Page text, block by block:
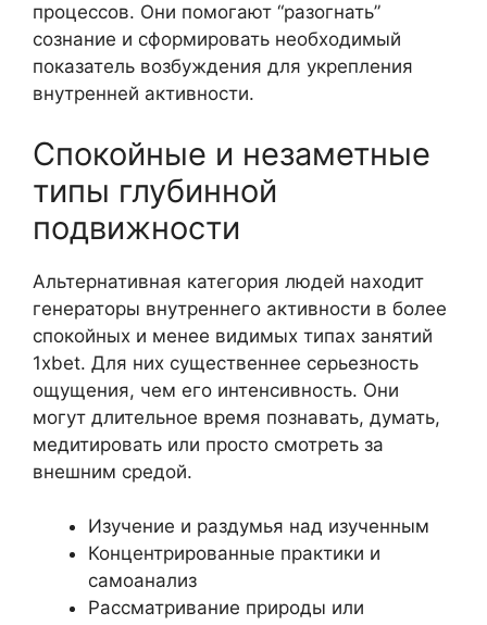
процессов. Они помогают “разогнать”
сознание и сформировать необходимый
показатель возбуждения для укрепления
внутренней активности.
Спокойные и незаметные
типы глубинной
подвижности
Альтернативная категория людей находит
генераторы внутреннего активности в более
спокойных и менее видимых типах занятий
1xbet. Для них существеннее серьезность
ощущения, чем его интенсивность. Они
могут длительное время познавать, думать,
медитировать или просто смотреть за
внешним средой.
Изучение и раздумья над изученным
Концентрированные практики и
самоанализ
Рассматривание природы или